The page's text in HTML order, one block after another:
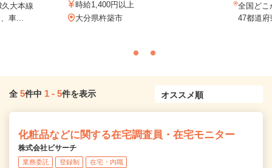
大本線
車...
時給1,400円以上
大分県杵築市
全国どこ
47都道
全 5件中 1 - 5件を表示
化粧品などに関する在宅調査員・在宅モニター
株式会社ビサーチ
業務委託 登録制 在宅・内職